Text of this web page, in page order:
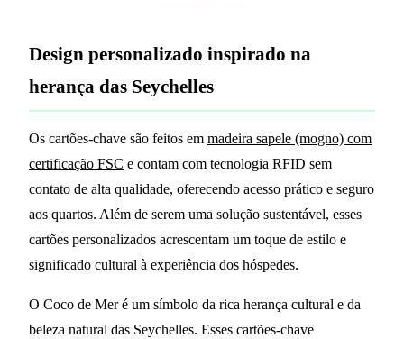
Design personalizado inspirado na
herança das Seychelles
Os cartões-chave são feitos em madeira sapele (mogno) com
certificação FSC e contam com tecnologia RFID sem
contato de alta qualidade, oferecendo acesso prático e seguro
aos quartos. Além de serem uma solução sustentável, esses
cartões personalizados acrescentam um toque de estilo e
significado cultural à experiência dos hóspedes.
O Coco de Mer é um símbolo da rica herança cultural e da
beleza natural das Seychelles. Esses cartões-chave